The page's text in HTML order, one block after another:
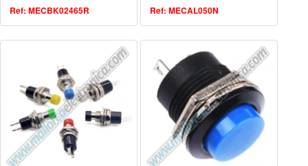
Ref: MECBK02465R Ref: MECAL050N